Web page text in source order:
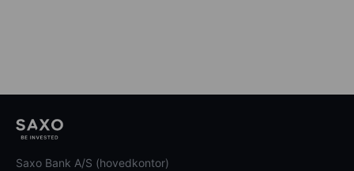
Saxo Bank A/S (hovedkontor)